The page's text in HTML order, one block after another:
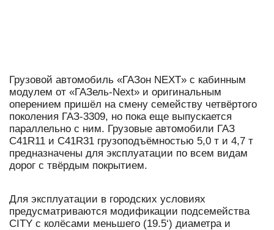
Грузовой автомобиль «ГАЗон NEXT» с кабинным
модулем от «ГАЗель-Next» и оригинальным
оперением пришёл на смену семейству четвёртого
поколения ГАЗ-3309, но пока еще выпускается
параллельно с ним. Грузовые автомобили ГАЗ
C41R11 и C41R31 грузоподъёмностью 5,0 т и 4,7 т
предназначены для эксплуатации по всем видам
дорог с твёрдым покрытием.
Для эксплуатации в городских условиях
предусматриваются модификации подсемейства
CITY с колёсами меньшего (19.5‘) диаметра и